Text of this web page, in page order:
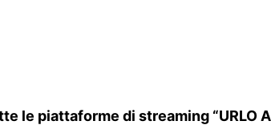
piattaforme di streaming “URLO